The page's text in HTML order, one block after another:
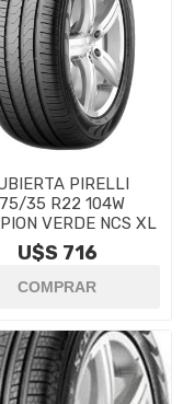
PIRELLI
35 R22 104W
VERDE NCS XL
U$S 716